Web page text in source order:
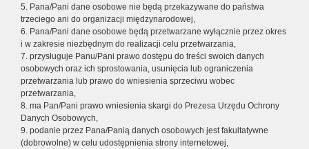
5. Pana/Pani dane osobowe nie będą przekazywane do państwa
trzeciego ani do organizacji międzynarodowej,
6. Pana/Pani dane osobowe będą przetwarzane wyłącznie przez okres
i w zakresie niezbędnym do realizacji celu przetwarzania,
7. przysługuje Panu/Pani prawo dostępu do treści swoich danych
osobowych oraz ich sprostowania, usunięcia lub ograniczenia
przetwarzania lub prawo do wniesienia sprzeciwu wobec
przetwarzania,
8. ma Pan/Pani prawo wniesienia skargi do Prezesa Urzędu Ochrony
Danych Osobowych,
9. podanie przez Pana/Panią danych osobowych jest fakultatywne
(dobrowolne) w celu udostępnienia strony internetowej,